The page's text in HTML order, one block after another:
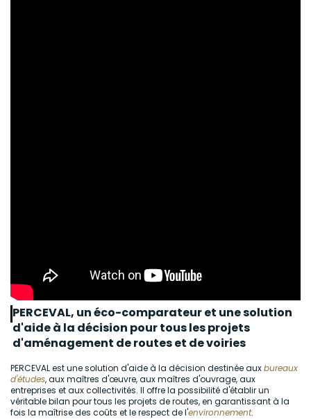
PERCEVAL, un éco-comparateur et une solution
d'aide à la décision pour tous les projets
d'aménagement de routes et de voiries
PERCEVAL est une solution d'aide à la décision destinée auxbureaux
d'études, aux maîtres d'œuvre, aux maîtres d'ouvrage, aux
entreprises et aux collectivités. Il offre la possibilité d'établir un
véritable bilan pour tous les projets de routes, en garantissant à la
fois la maîtrise des coûts et le respect de l'environnement.